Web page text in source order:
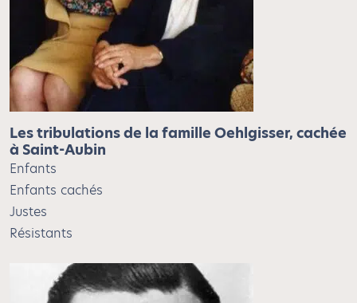
Les tribulations de la famille Oehlgisser, cachée
à Saint-Aubin
Enfants
Enfants cachés
Justes
Résistants